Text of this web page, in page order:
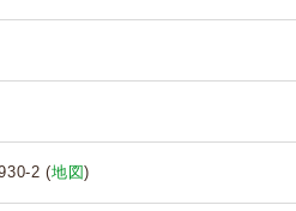
2 (地図)